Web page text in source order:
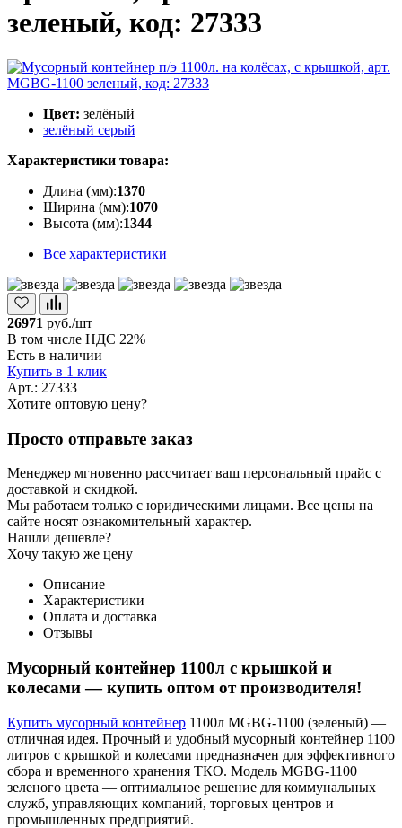
зеленый, код: 27333
Цвет: зелёный
зелёный серый
Характеристики товара:
Длина (мм):1370
Ширина (мм):1070
Высота (мм):1344
Все характеристики
26971 руб./шт
В том числе НДС 22%
Есть в наличии
Купить в 1 клик
Арт.: 27333
Хотите оптовую цену?
Просто отправьте заказ
Менеджер мгновенно рассчитает ваш персональный прайс с
доставкой и скидкой.
Мы работаем только с юридическими лицами. Все цены на
сайте носят ознакомительный характер.
Нашли дешевле?
Хочу такую же цену
Описание
Характеристики
Оплата и доставка
Отзывы
Мусорный контейнер 1100л с крышкой и
колесами — купить оптом от производителя!
Купить мусорный контейнер 1100л MGBG-1100 (зеленый) —
отличная идея. Прочный и удобный мусорный контейнер 1100
литров с крышкой и колесами предназначен для эффективного
сбора и временного хранения ТКО. Модель MGBG-1100
зеленого цвета — оптимальное решение для коммунальных
служб, управляющих компаний, торговых центров и
промышленных предприятий.